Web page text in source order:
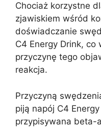
Chociaż korzystne
zjawiskiem wśród
doświadczanie
C4 Energy Drink, co
przyczynę tego
reakcja.
Przyczyną
piją napój C4
przypisywana beta-